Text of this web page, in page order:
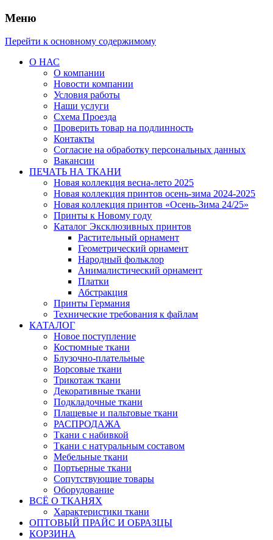
Меню
Перейти к основному содержимому
О НАС
О компании
Новости компании
Условия работы
Наши услуги
Схема Проезда
Проверить товар на подлинность
Контакты
Согласие на обработку персональных данных
Вакансии
ПЕЧАТЬ НА ТКАНИ
Новая коллекция весна-лето 2025
Новая коллекция принтов осень-зима 2024-2025
Новая коллекция принтов «Осень-Зима 24/25»
Принты к Новому году
Каталог Эксклюзивных принтов
Растительный орнамент
Геометрический орнамент
Народный фольклор
Анималистический орнамент
Платки
Абстракция
Принты Германия
Технические требования к файлам
КАТАЛОГ
Новое поступление
Костюмные ткани
Блузочно-плательные
Ворсовые ткани
Трикотаж ткани
Декоративные ткани
Подкладочные ткани
Плащевые и пальтовые ткани
РАСПРОДАЖА
Ткани с набивкой
Ткани с натуральным составом
Мебельные ткани
Портьерные ткани
Сопутствующие товары
Оборудование
ВСЁ О ТКАНЯХ
Характеристики ткани
ОПТОВЫЙ ПРАЙС И ОБРАЗЦЫ
КОРЗИНА